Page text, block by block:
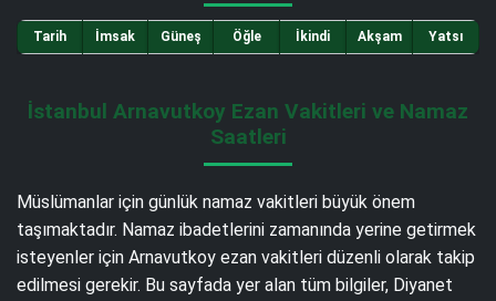
Tarih İmsak Güneş Öğle İkindi Akşam Yatsı
İstanbul Arnavutkoy Ezan Vakitleri ve Namaz
Saatleri
Müslümanlar için günlük namaz vakitleri büyük önem
taşımaktadır. Namaz ibadetlerini zamanında yerine getirmek
isteyenler için Arnavutkoy ezan vakitleri düzenli olarak takip
edilmesi gerekir. Bu sayfada yer alan tüm bilgiler, Diyanet